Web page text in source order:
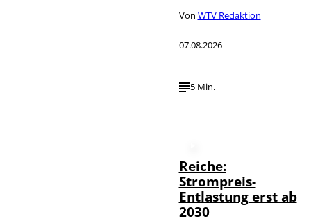
Von WTV Redaktion
07.08.2026
5 Min.
Reiche:
Strompreis-
Entlastung erst ab
2030